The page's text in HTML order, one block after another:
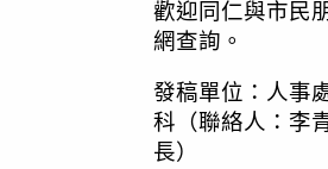
歡迎同仁與市民
網查詢。
發稿單位：人事
科（聯絡人：李
長）